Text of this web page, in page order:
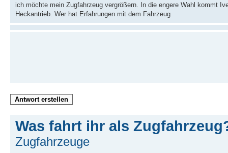
ich möchte mein Zugfahrzeug vergrößern. In die engere Wahl kommt
Heckantrieb. Wer hat Erfahrungen mit dem Fahrzeug
Antwort erstellen
Was fahrt ihr als
Zugfahrzeuge